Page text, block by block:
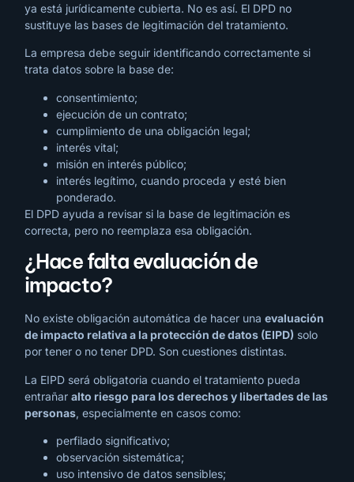
ya está jurídicamente cubierta. No es así. El DPD no
sustituye las bases de legitimación del tratamiento.
La empresa debe seguir identificando correctamente si
trata datos sobre la base de:
consentimiento;
ejecución de un contrato;
cumplimiento de una obligación legal;
interés vital;
misión en interés público;
interés legítimo, cuando proceda y esté bien
ponderado.
El DPD ayuda a revisar si la base de legitimación es
correcta, pero no reemplaza esa obligación.
¿Hace falta evaluación de
impacto?
No existe obligación automática de hacer una evaluación
de impacto relativa a la protección de datos (EIPD) solo
por tener o no tener DPD. Son cuestiones distintas.
La EIPD será obligatoria cuando el tratamiento pueda
entrañar alto riesgo para los derechos y libertades de las
personas, especialmente en casos como:
perfilado significativo;
observación sistemática;
uso intensivo de datos sensibles;